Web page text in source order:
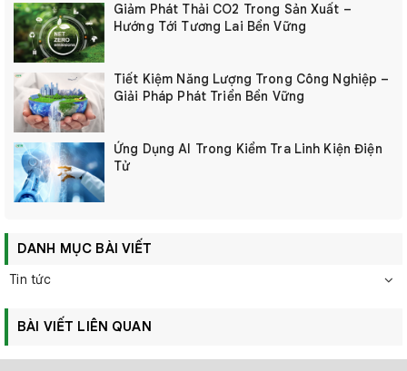
Giảm Phát Thải CO2 Trong Sản Xuất –
Hướng Tới Tương Lai Bền Vững
Tiết Kiệm Năng Lượng Trong Công Nghiệp –
Giải Pháp Phát Triển Bền Vững
Ứng Dụng AI Trong Kiểm Tra Linh Kiện Điện
Tử
DANH MỤC BÀI VIẾT
Tin tức
BÀI VIẾT LIÊN QUAN